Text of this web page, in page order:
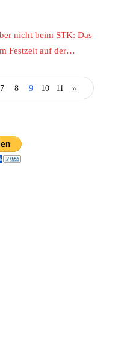
nicht beim STK: Das
Festzelt auf der…
7 8 9 10 11 »